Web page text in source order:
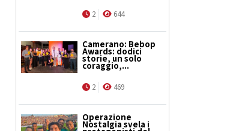
2 644
Camerano: Bebop
Awards: dodici
storie, un solo
coraggio,...
2 469
Operazione
Nostalgia svela i